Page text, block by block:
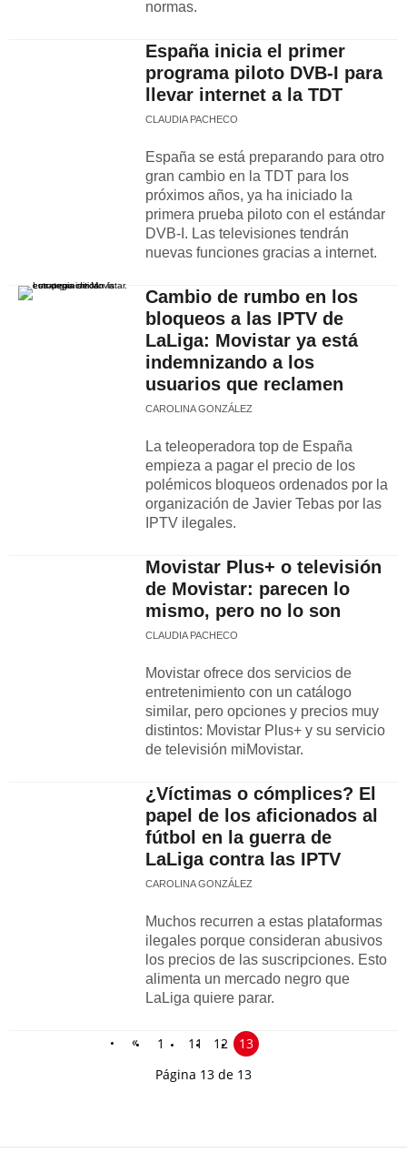
normas.
España inicia el primer
programa piloto DVB-I para
llevar internet a la TDT
CLAUDIA PACHECO
España se está preparando para otro
gran cambio en la TDT para los
próximos años, ya ha iniciado la
primera prueba piloto con el estándar
DVB-I. Las televisiones tendrán
nuevas funciones gracias a internet.
Cambio de rumbo en los
bloqueos a las IPTV de
LaLiga: Movistar ya está
indemnizando a los
usuarios que reclamen
CAROLINA GONZÁLEZ
La teleoperadora top de España
empieza a pagar el precio de los
polémicos bloqueos ordenados por la
organización de Javier Tebas por las
IPTV ilegales.
Movistar Plus+ o televisión
de Movistar: parecen lo
mismo, pero no lo son
CLAUDIA PACHECO
Movistar ofrece dos servicios de
entretenimiento con un catálogo
similar, pero opciones y precios muy
distintos: Movistar Plus+ y su servicio
de televisión miMovistar.
¿Víctimas o cómplices? El
papel de los aficionados al
fútbol en la guerra de
LaLiga contra las IPTV
CAROLINA GONZÁLEZ
Muchos recurren a estas plataformas
ilegales porque consideran abusivos
los precios de las suscripciones. Esto
alimenta un mercado negro que
LaLiga quiere parar.
« 1 11 12
13
Página 13 de 13